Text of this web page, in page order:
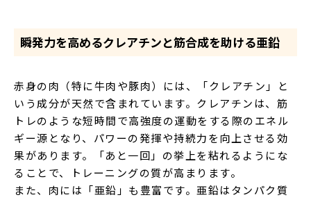
瞬発力を高めるクレアチンと筋合成を助ける亜鉛
赤身の肉（特に牛肉や豚肉）には、「クレアチン」と
いう成分が天然で含まれています。クレアチンは、筋
トレのような短時間で高強度の運動をする際のエネル
ギー源となり、パワーの発揮や持続力を向上させる効
果があります。「あと一回」の挙上を粘れるようにな
ることで、トレーニングの質が高まります。
また、肉には「亜鉛」も豊富です。亜鉛はタンパク質